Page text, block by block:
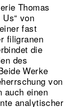
Thomas
von
fast
filigranen
die
des
Werke
von
auch einen
analytischer